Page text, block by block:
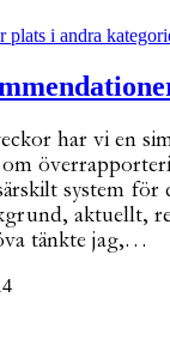
plats i andra
har vi en
system för
aktuellt,
tänkte jag,…